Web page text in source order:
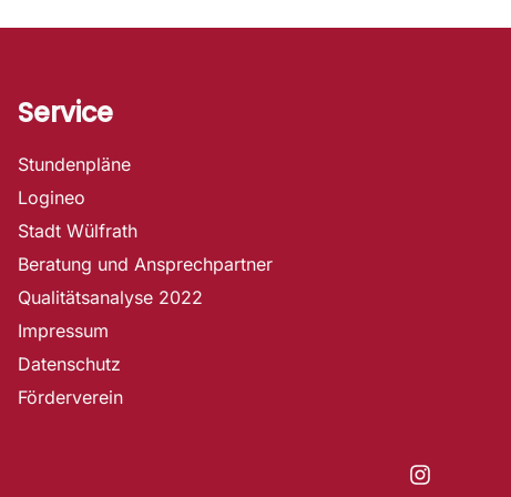
Service
Stundenpläne
Logineo
Stadt Wülfrath
Beratung und Ansprechpartner
Qualitätsanalyse 2022
Impressum
Datenschutz
Förderverein